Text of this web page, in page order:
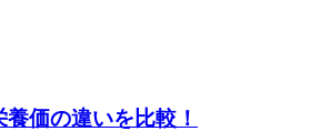
価の違いを比較！